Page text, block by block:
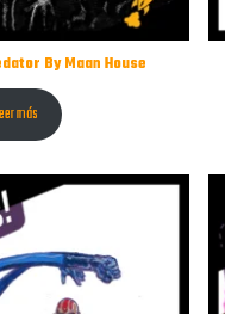
By Maan House
más